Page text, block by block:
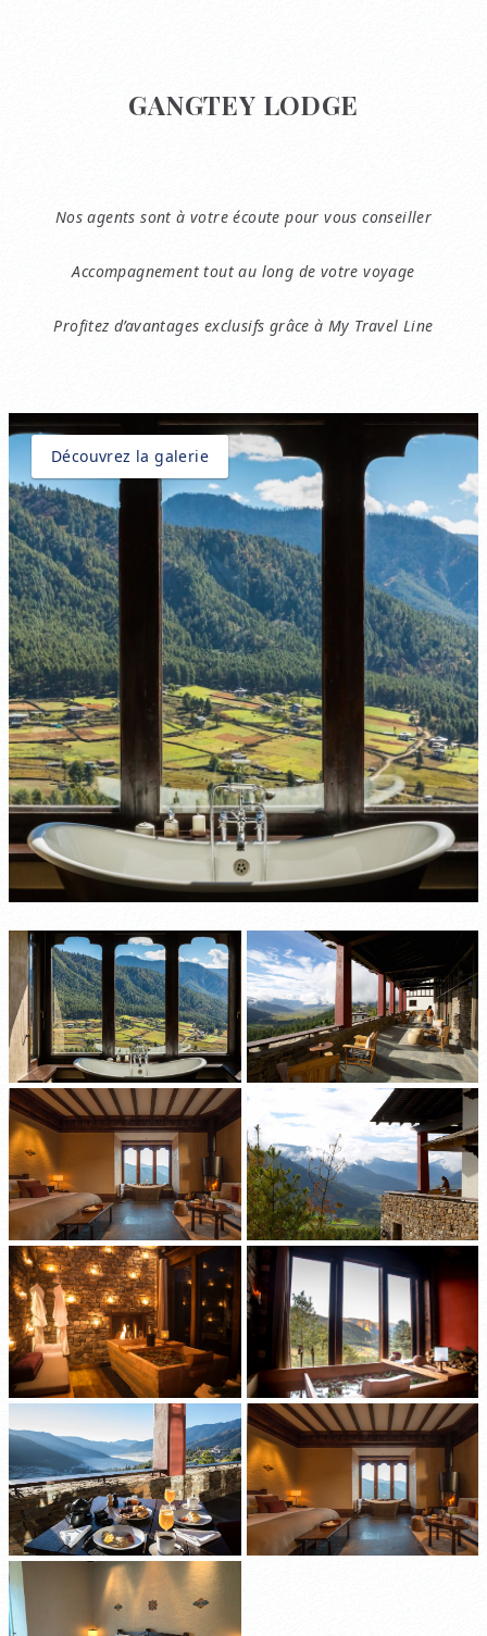
GANGTEY LODGE
Nos agents sont à votre écoute pour vous conseiller
Accompagnement tout au long de votre voyage
Profitez d’avantages exclusifs grâce à My Travel Line
Découvrez la galerie